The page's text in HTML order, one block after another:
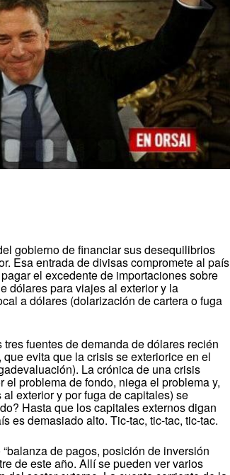
gobierno de financiar sus desequilibrios
Esa entrada de divisas compromete al país
el excedente de importaciones sobre
dólares para viajes al exterior y la
a dólares (dolarización de cartera o fuga
fuentes de demanda de dólares recién
evita que la crisis se exteriorice en el
La crónica de una crisis
problema de fondo, niega el problema y,
exterior y por fuga de capitales) se
Hasta que los capitales externos digan
es demasiado alto. Tic-tac, tic-tac, tic-tac.
de pagos, posición de inversión
de este año. Allí se pueden ver varios